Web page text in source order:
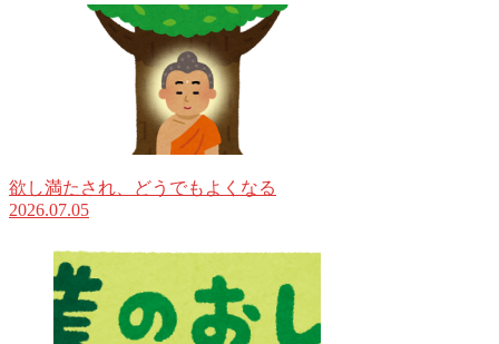
欲し満たされ、どうでもよくなる
2026.07.05